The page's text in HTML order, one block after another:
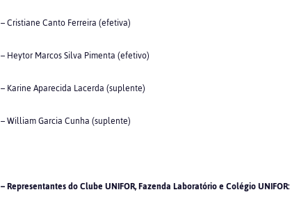
– Cristiane Canto Ferreira (efetiva)
– Heytor Marcos Silva Pimenta (efetivo)
– Karine Aparecida Lacerda (suplente)
– William Garcia Cunha (suplente)
– Representantes do Clube UNIFOR, Fazenda Laboratório e Colégio UNIFOR: